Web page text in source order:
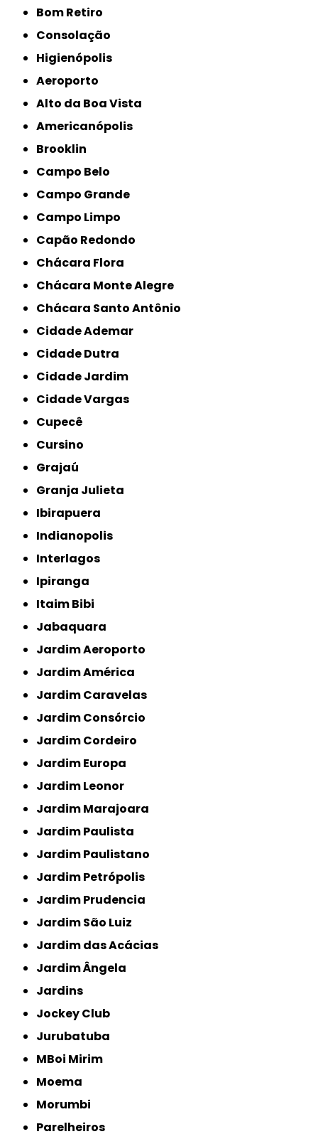
Bom Retiro
Consolação
Higienópolis
Aeroporto
Alto da Boa Vista
Americanópolis
Brooklin
Campo Belo
Campo Grande
Campo Limpo
Capão Redondo
Chácara Flora
Chácara Monte Alegre
Chácara Santo Antônio
Cidade Ademar
Cidade Dutra
Cidade Jardim
Cidade Vargas
Cupecê
Cursino
Grajaú
Granja Julieta
Ibirapuera
Indianopolis
Interlagos
Ipiranga
Itaim Bibi
Jabaquara
Jardim Aeroporto
Jardim América
Jardim Caravelas
Jardim Consórcio
Jardim Cordeiro
Jardim Europa
Jardim Leonor
Jardim Marajoara
Jardim Paulista
Jardim Paulistano
Jardim Petrópolis
Jardim Prudencia
Jardim São Luiz
Jardim das Acácias
Jardim Ângela
Jardins
Jockey Club
Jurubatuba
MBoi Mirim
Moema
Morumbi
Parelheiros